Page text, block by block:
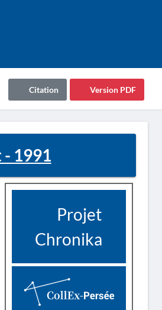
Version PDF
Citation
- 1991
Projet
Chronika